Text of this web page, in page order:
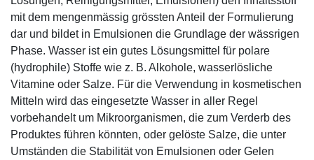
mit dem mengenmässig grössten Anteil der Formulierung
dar und bildet in Emulsionen die Grundlage der wässrigen
Phase. Wasser ist ein gutes Lösungsmittel für polare
(hydrophile) Stoffe wie z. B. Alkohole, wasserlösliche
Vitamine oder Salze. Für die Verwendung in kosmetischen
Mitteln wird das eingesetzte Wasser in aller Regel
vorbehandelt um Mikroorganismen, die zum Verderb des
Produktes führen könnten, oder gelöste Salze, die unter
Umständen die Stabilität von Emulsionen oder Gelen